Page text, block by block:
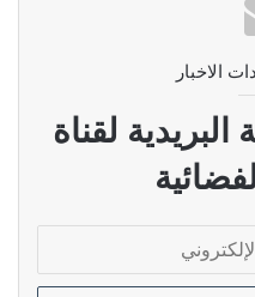
الاخبار
لقناة